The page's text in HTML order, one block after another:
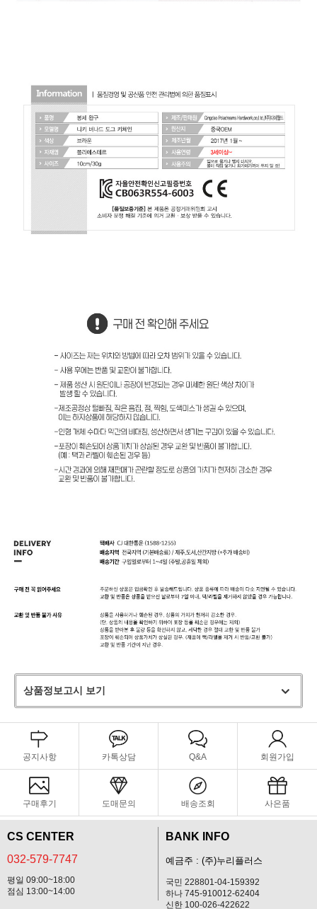
상품정보고시 보기
공지사항 카톡상담 Q&A 회원가입
구매후기 도매문의 배송조회 사은품
CS CENTER
032-579-7747
평일 09:00~18:00
점심 13:00~14:00
BANK INFO
예금주 : (주)누리플러스
국민 228801-04-159392
하나 745-910012-62404
신한 100-026-422622